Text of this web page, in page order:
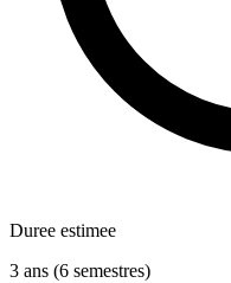
Duree estimee
3 ans (6 semestres)